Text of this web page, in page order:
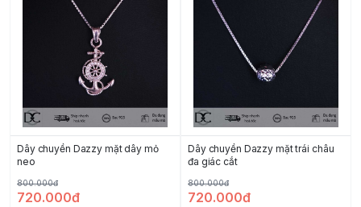
Dây chuyền Dazzy mặt dây mỏ
neo
800.000đ
720.000đ
Dây chuyền Dazzy mặt trái châu
đa giác cắt
800.000đ
720.000đ